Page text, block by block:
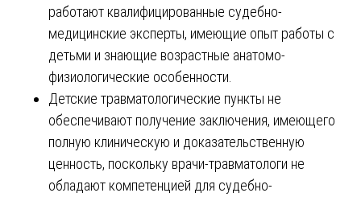
работают квалифицированные судебно-
медицинские эксперты, имеющие опыт работы с
детьми и знающие возрастные анатомо-
физиологические особенности.
Детские травматологические пункты не
обеспечивают получение заключения, имеющего
полную клиническую и доказательственную
ценность, поскольку врачи-травматологи не
обладают компетенцией для судебно-